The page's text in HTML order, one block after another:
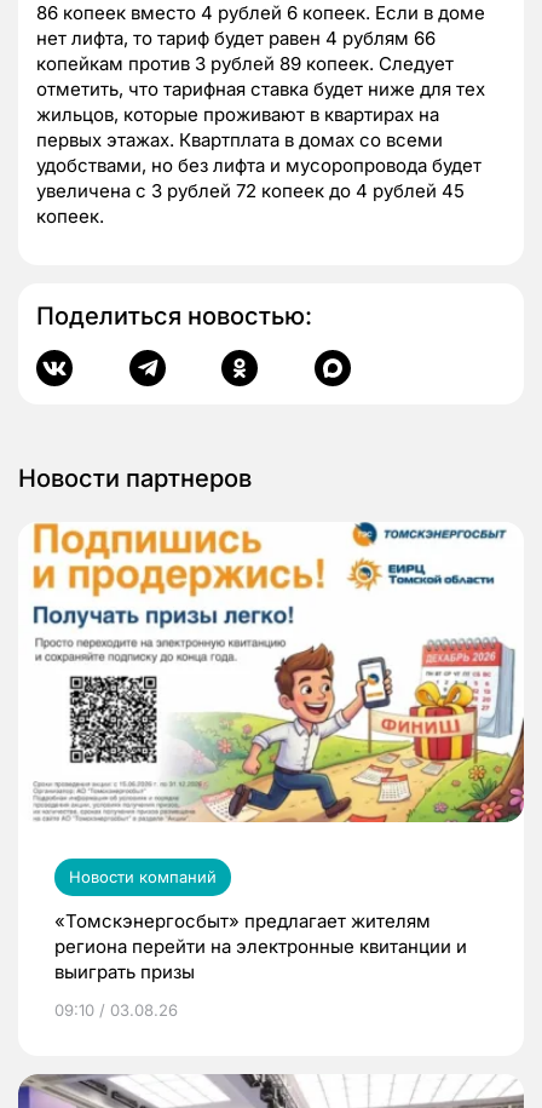
86 копеек вместо 4 рублей 6 копеек. Если в доме
нет лифта, то тариф будет равен 4 рублям 66
копейкам против 3 рублей 89 копеек. Следует
отметить, что тарифная ставка будет ниже для тех
жильцов, которые проживают в квартирах на
первых этажах. Квартплата в домах со всеми
удобствами, но без лифта и мусоропровода будет
увеличена с 3 рублей 72 копеек до 4 рублей 45
копеек.
Поделиться новостью:
Новости партнеров
Новости компаний
«Томскэнергосбыт» предлагает жителям
региона перейти на электронные квитанции и
выиграть призы
09:10 / 03.08.26